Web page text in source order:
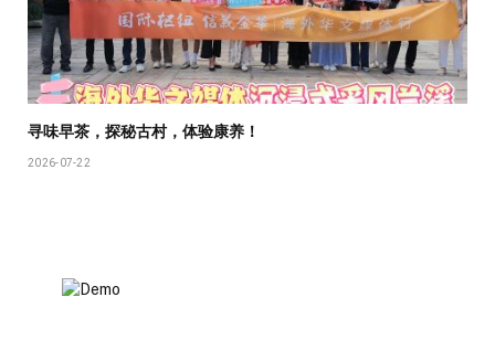
寻味早茶，探秘古村，体验康养！
2026-07-22